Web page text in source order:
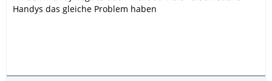
Handys das gleiche Problem haben